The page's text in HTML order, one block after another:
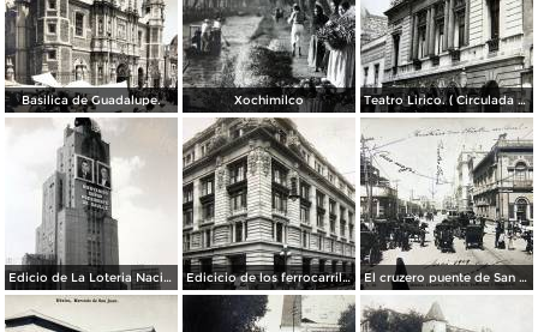
Basilica de Guadalupe. Xochimilco Teatro Lirico. ( Circulada el 1 de Agosto de 1926 ).
Edicio de La Loteria Nacional Ciudad de México Abril de 1964 Edicicio de los ferrocarriles. El cruzero puente de San Francisco y Guardiola por el fotografo Felix Miret.